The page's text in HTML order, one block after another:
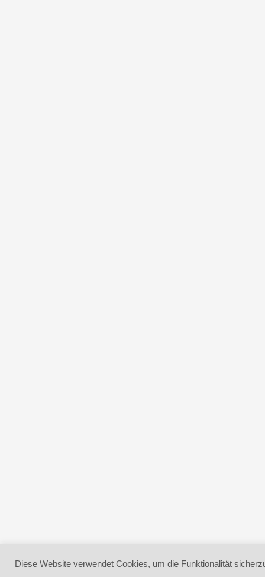
Diese Website verwendet Cookies, um die Funktionalität